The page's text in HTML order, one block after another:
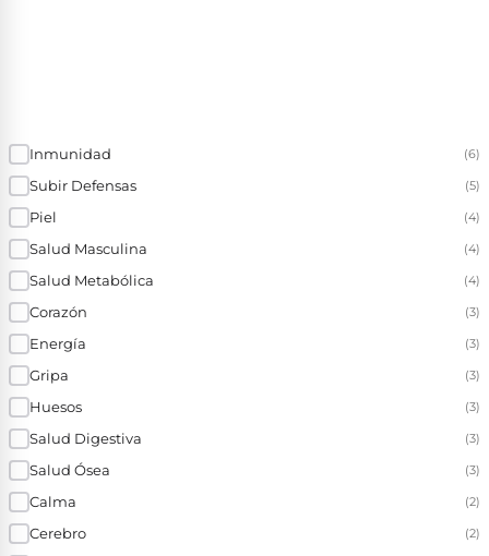
Inmunidad (6)
Subir Defensas (5)
Piel (4)
Salud Masculina (4)
Salud Metabólica (4)
Corazón (3)
Energía (3)
Gripa (3)
Huesos (3)
Salud Digestiva (3)
Salud Ósea (3)
Calma (2)
Cerebro (2)